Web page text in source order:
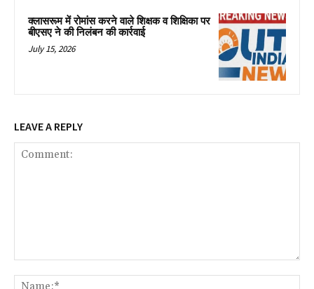
क्लासरूम में रोमांस करने वाले शिक्षक व शिक्षिका पर
बीएसए ने की निलंबन की कार्रवाई
July 15, 2026
LEAVE A REPLY